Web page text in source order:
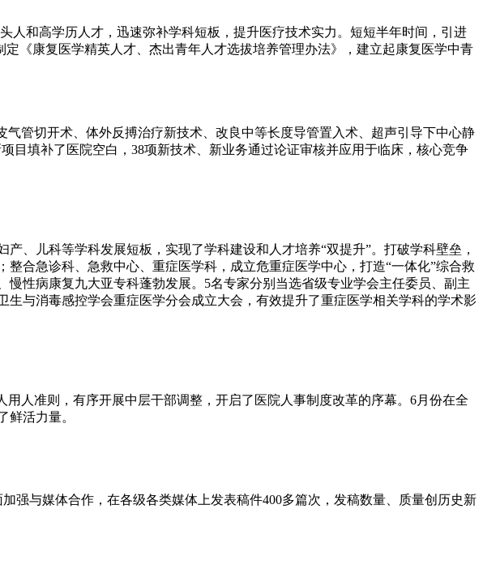
人和高学历人才，迅速弥补学科短板，提升医疗技术实力。短短半年时间，引进
《康复医学精英人才、杰出青年人才选拔培养管理办法》，建立起康复医学中青
管切开术、体外反搏治疗新技术、改良中等长度导管置入术、超声引导下中心静
目填补了医院空白，38项新技术、新业务通过论证审核并应用于临床，核心竞争
、儿科等学科发展短板，实现了学科建设和人才培养“双提升”。打破学科壁垒，
合急诊科、急救中心、重症医学科，成立危重症医学中心，打造“一体化”综合救
性病康复九大亚专科蓬勃发展。5名专家分别当选省级专业学会主任委员、副主
与消毒感控学会重症医学分会成立大会，有效提升了重症医学相关学科的学术影
用人准则，有序开展中层干部调整，开启了医院人事制度改革的序幕。6月份在全
鲜活力量。
强与媒体合作，在各级各类媒体上发表稿件400多篇次，发稿数量、质量创历史新